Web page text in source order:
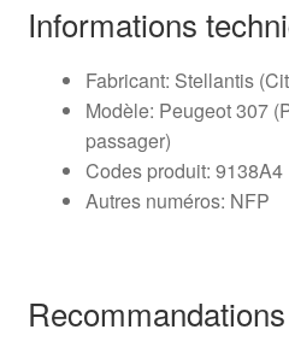
Informations
Fabricant: Stellantis
Modèle: Peugeot 307
passager)
Codes produit: 9138A4
Autres numéros: NFP